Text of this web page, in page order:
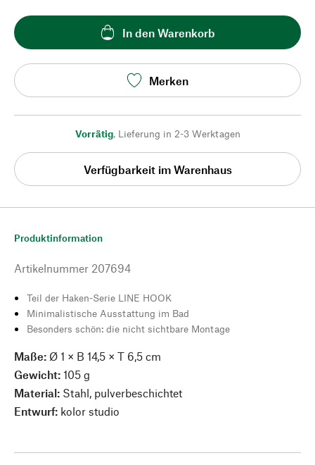
In den Warenkorb
Merken
Vorrätig, Lieferung in 2-3 Werktagen
Verfügbarkeit im Warenhaus
Produktinformation
Artikelnummer 207694
Teil der Haken-Serie LINE HOOK
Minimalistische Ausstattung im Bad
Besonders schön: die nicht sichtbare Montage
Maße: Ø 1 × B 14,5 × T 6,5 cm
Gewicht: 105 g
Material: Stahl, pulverbeschichtet
Entwurf: kolor studio